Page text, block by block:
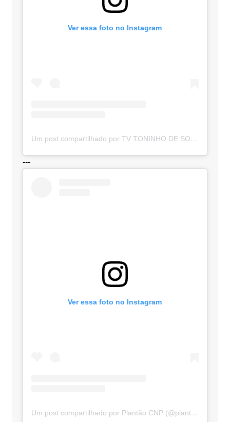
Ver essa foto no Instagram
Um post compartilhado por TV TONINHO DE SOUZA (@toninhodesouzamt)
---
Ver essa foto no Instagram
Um post compartilhado por Plantão CNP (@plantaocnp)